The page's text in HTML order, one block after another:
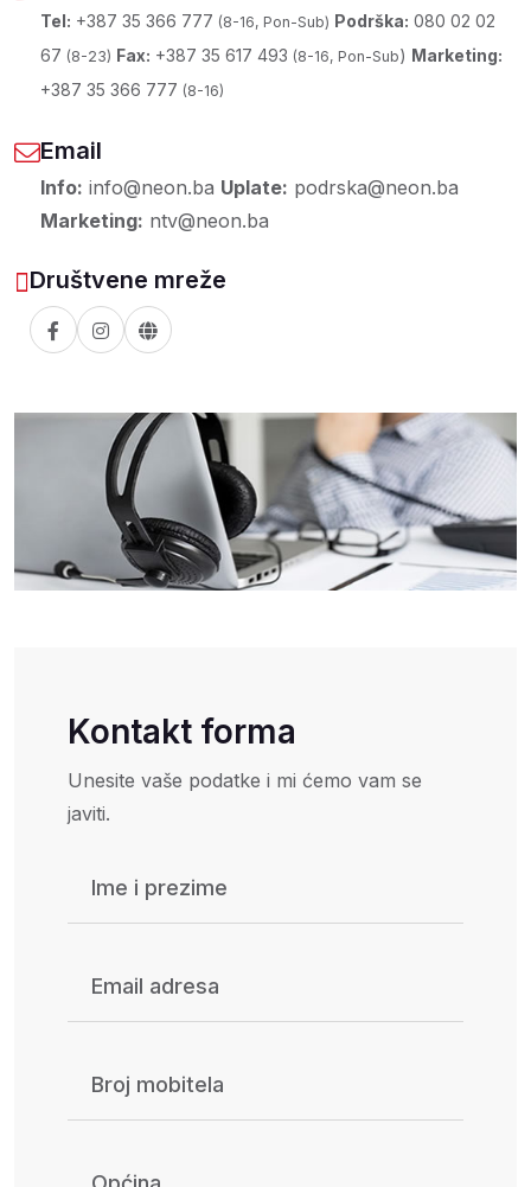
Tel: +387 35 366 777 (8-16, Pon-Sub) Podrška: 080 02 02
67 (8-23) Fax: +387 35 617 493 (8-16, Pon-Sub) Marketing:
+387 35 366 777 (8-16)
Email
Info: info@neon.ba Uplate: podrska@neon.ba
Marketing: ntv@neon.ba
Društvene mreže
Kontakt forma
Unesite vaše podatke i mi ćemo vam se
javiti.